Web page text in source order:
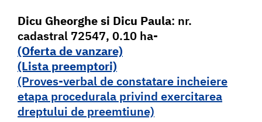
Dicu Gheorghe si Dicu Paula: nr.
cadastral 72547, 0.10 ha-
(Oferta de vanzare)
(Lista preemptori)
(Proves-verbal de constatare incheiere
etapa procedurala privind exercitarea
dreptului de preemtiune)